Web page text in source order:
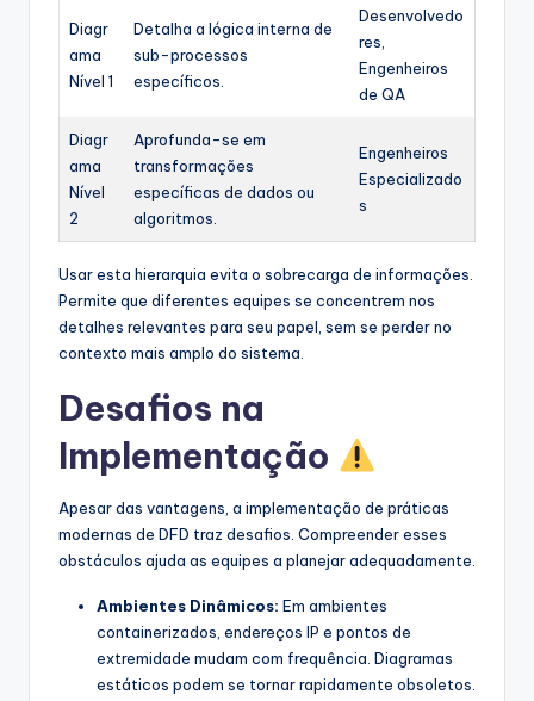
Diagr
ama
Nível 1
Detalha a lógica interna de
sub-processos
específicos.
Desenvolvedo
res,
Engenheiros
de QA
Diagr
ama
Nível
2
Aprofunda-se em
transformações
específicas de dados ou
algoritmos.
Engenheiros
Especializado
s
Usar esta hierarquia evita o sobrecarga de informações.
Permite que diferentes equipes se concentrem nos
detalhes relevantes para seu papel, sem se perder no
contexto mais amplo do sistema.
Desafios na
Implementação
Apesar das vantagens, a implementação de práticas
modernas de DFD traz desafios. Compreender esses
obstáculos ajuda as equipes a planejar adequadamente.
Ambientes Dinâmicos: Em ambientes
containerizados, endereços IP e pontos de
extremidade mudam com frequência. Diagramas
estáticos podem se tornar rapidamente obsoletos.